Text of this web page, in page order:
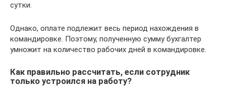
сутки.
Однако, оплате подлежит весь период нахождения в
командировке. Поэтому, полученную сумму бухгалтер
умножит на количество рабочих дней в командировке.
Как правильно рассчитать, если сотрудник
только устроился на работу?